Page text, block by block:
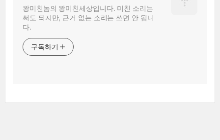
왕미친놈의 왕미친세상입니다. 미친 소리는
써도 되지만, 근거 없는 소리는 쓰면 안 됩니
다.
구독하기